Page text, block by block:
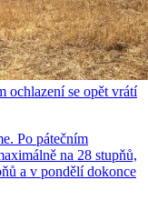
ochlazení se opět vrátí
Po pátečním
na 28 stupňů,
a v pondělí dokonce